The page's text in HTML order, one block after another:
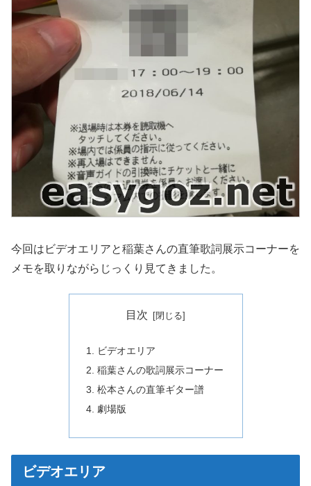
今回はビデオエリアと稲葉さんの直筆歌詞展示コーナーを
メモを取りながらじっくり見てきました。
目次
ビデオエリア
稲葉さんの歌詞展示コーナー
松本さんの直筆ギター譜
劇場版
ビデオエリア